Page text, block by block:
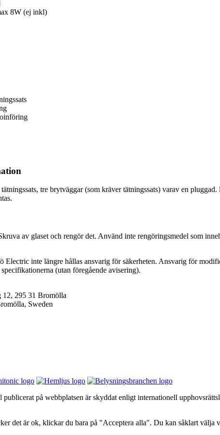
8W (ej inkl)
tre brytväggar (som kräver tätningssats) varav en
av glaset och rengör det. Använd inte rengöringsmedel som
Electric inte längre hållas ansvarig för säkerheten. Ansvarig för
(utan föregående avisering).
12, 295 31 Bromölla
Sweden
på webbplatsen är skyddat enligt internationell
det är ok, klickar du bara på "Acceptera alla". Du kan såklart